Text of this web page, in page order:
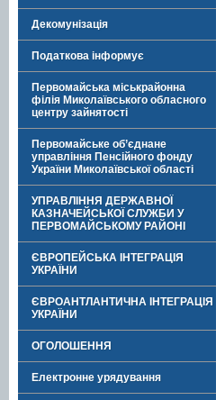
Декомунізація
Податкова інформує
Первомайська міськрайонна
філія Миколаївського обласного
центру зайнятості
Первомайське об’єднане
управління Пенсійного фонду
України Миколаївської області
УПРАВЛІННЯ ДЕРЖАВНОЇ
КАЗНАЧЕЙСЬКОЇ СЛУЖБИ У
ПЕРВОМАЙСЬКОМУ РАЙОНІ
ЄВРОПЕЙСЬКА ІНТЕГРАЦІЯ
УКРАЇНИ
ЄВРОАНТЛАНТИЧНА ІНТЕГРАЦІЯ
УКРАЇНИ
ОГОЛОШЕННЯ
Електронне урядування